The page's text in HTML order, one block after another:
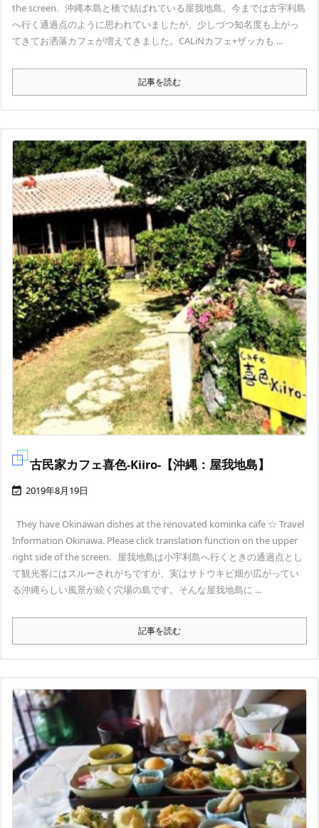
the screen. 沖縄本島と橋で結ばれている屋我地島。今までは古宇利島
へ行く通過点のように思われていましたが、少しづつ知名度も上がっ
てきてお洒落カフェが増えてきました。CALiNカフェ+ザッカも ...
記事を読む
古民家カフェ喜色-Kiiro-【沖縄：屋我地島】
 2019年8月19日
They have Okinawan dishes at the renovated kominka cafe ☆ Travel
Information Okinawa. Please click translation function on the upper
right side of the screen. 屋我地島は小宇利島へ行くときの通過点とし
て観光客にはスルーされがちですが、実はサトウキビ畑が広がってい
る沖縄らしい風景が続く穴場の島です。そんな屋我地島に ...
記事を読む